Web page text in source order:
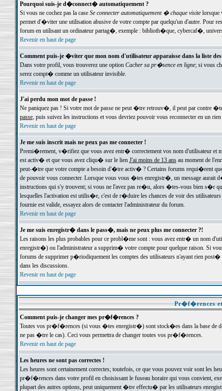
Pourquoi suis-je d�connect� automatiquement ?
Si vous ne cochez pas la case Se connecter automatiquement � chaque visitelorsque
permet d'�viter une utilisation abusive de votre compte par quelqu'un d'autre. Pour
forum en utilisant un ordinateur partag�, exemple : biblioth�que, cybercaf�,
Revenir en haut de page
Comment puis-je �viter que mon nom d'utilisateur apparaisse dans la liste
Dans votre profil, vous trouverez une option Cacher sa pr�sence en ligne; si vous
serez compt� comme un utilisateur invisible.
Revenir en haut de page
J'ai perdu mon mot de passe !
Ne paniquez pas ! Si votre mot de passe ne peut �tre retrouv�, il peut par contre
passe, puis suivez les instructions et vous devriez pouvoir vous reconnecter en un rien
Revenir en haut de page
Je me suis inscrit mais ne peux pas me connecter !
Premi�rement, v�rifiez que vous avez entr� correctement vos nom d'utilisateur
est activ� et que vous avez cliqu� sur le lien J'ai moins de 13 ansau moment de
peut-�tre que votre compte a besoin d'�tre activ� ? Certains forums requi�rent
de pouvoir vous connecter. Lorsque vous vous �tes enregistr�, un message aurait
instructions qui s'y trouvent; si vous ne l'avez pas re�u, alors �tes-vous bien s�r
lesquelles l'activation est utilis�e, c'est de r�duire les chances de voir des
fournie est valide, essayez alors de contacter l'administrateur du forum.
Revenir en haut de page
Je me suis enregistr� dans le pass�, mais ne peux plus me connecter ?!
Les raisons les plus probables pour ce probl�me sont : vous avez entr� un nom
enregistr�) ou l'administrateur a supprim� votre compte pour quelque raison. Si
forums de supprimer p�riodiquement les comptes des utilisateurs n'ayant rien
dans les discussions.
Revenir en haut de page
Pr�f�rences
Comment puis-je changer mes pr�f�rences ?
Toutes vos pr�f�rences (si vous �tes enregistr�) sont stock�es dans la base de
ne pas �tre le cas). Ceci vous permettra de changer toutes vos pr�f�rences.
Revenir en haut de page
Les heures ne sont pas correctes !
Les heures sont certainement correctes; toutefois, ce que vous pouvez voir sont
pr�f�rences dans votre profil en choisissant le fuseau horaire qui vous convient,
plupart des autres options, peut uniquement �tre effectu� par les utilisateurs